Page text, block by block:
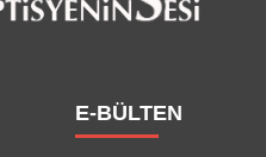
E-BÜLTEN